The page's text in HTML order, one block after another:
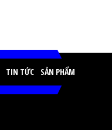
TIN TỨC SẢN PHẨM